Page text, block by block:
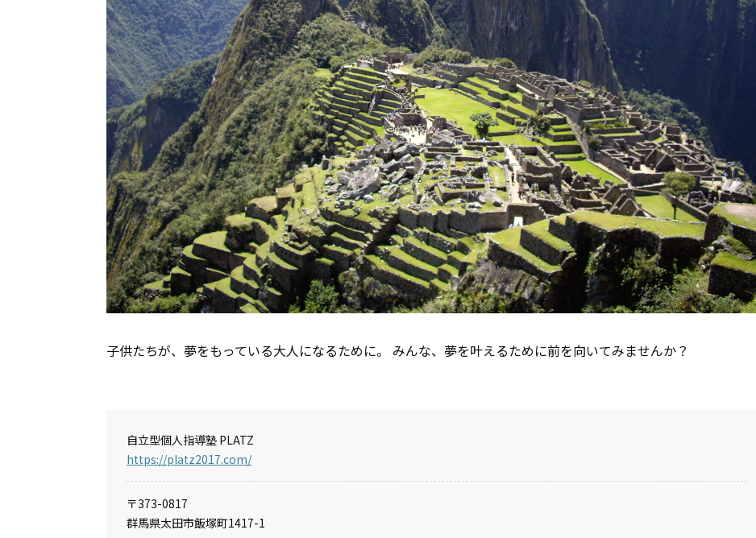
子供たちが、夢をもっている大人になるために。 みんな、夢を叶えるために前を向いてみませんか？
自立型個人指導塾 PLATZ
https://platz2017.com/
〒373-0817
群馬県太田市飯塚町1417-1